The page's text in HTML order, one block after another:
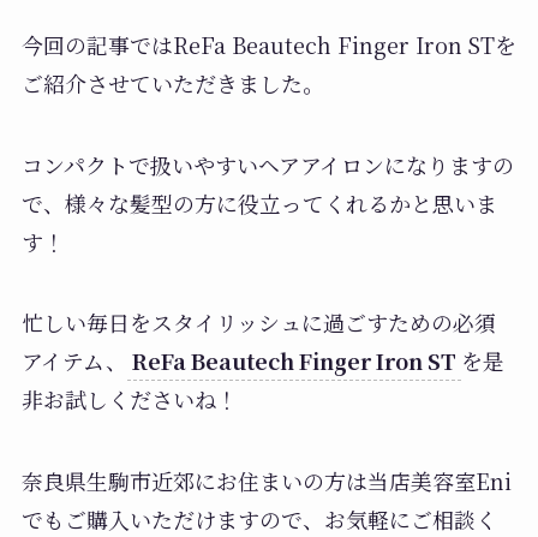
今回の記事ではReFa Beautech Finger Iron STを
ご紹介させていただきました。
コンパクトで扱いやすいヘアアイロンになりますの
で、様々な髪型の方に役立ってくれるかと思いま
す！
忙しい毎日をスタイリッシュに過ごすための必須
アイテム、
ReFa Beautech Finger Iron ST を是
非お試しくださいね！
奈良県生駒市近郊にお住まいの方は当店美容室Eni
でもご購入いただけますので、お気軽にご相談く